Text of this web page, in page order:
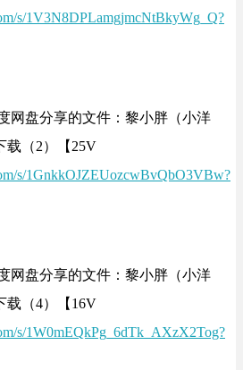
s/1V3N8DPLamgjmcNtBkyWg_Q?
网盘分享的文件：黎小胖（小洋
载（2）【25V
s/1GnkkOJZEUozcwBvQbO3VBw?
网盘分享的文件：黎小胖（小洋
载（4）【16V
s/1W0mEQkPg_6dTk_AXzX2Tog?